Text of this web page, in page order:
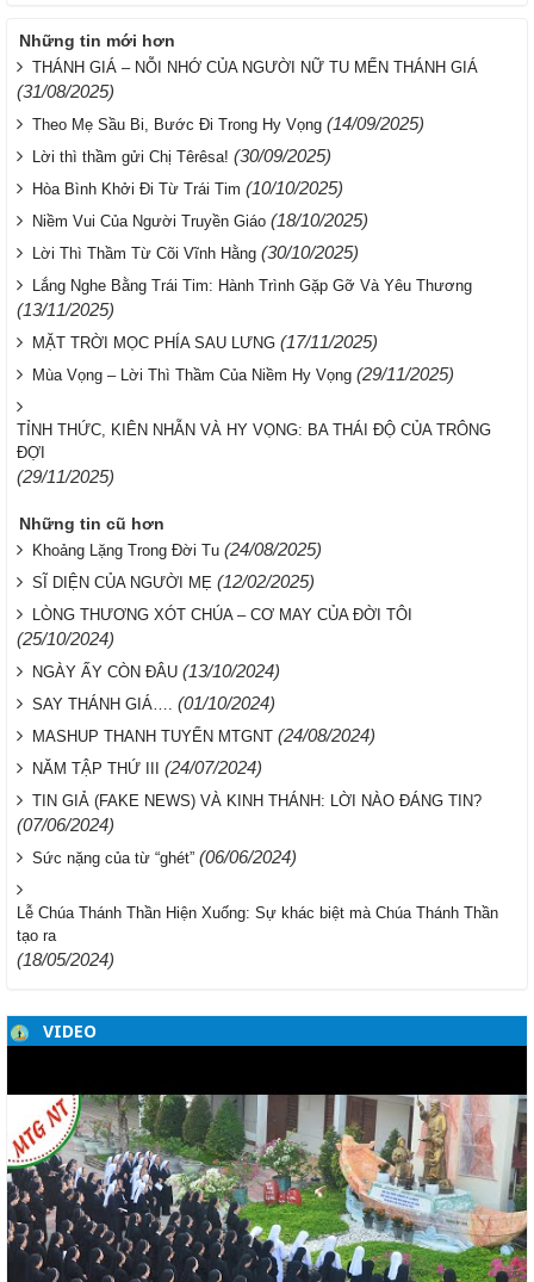
Những tin mới hơn
THÁNH GIÁ – NỖI NHỚ CỦA NGƯỜI NỮ TU MẾN THÁNH GIÁ
(31/08/2025)
Theo Mẹ Sầu Bi, Bước Đi Trong Hy Vọng (14/09/2025)
Lời thì thầm gửi Chị Têrêsa! (30/09/2025)
Hòa Bình Khởi Đi Từ Trái Tim (10/10/2025)
Niềm Vui Của Người Truyền Giáo (18/10/2025)
Lời Thì Thầm Từ Cõi Vĩnh Hằng (30/10/2025)
Lắng Nghe Bằng Trái Tim: Hành Trình Gặp Gỡ Và Yêu Thương
(13/11/2025)
MẶT TRỜI MỌC PHÍA SAU LƯNG (17/11/2025)
Mùa Vọng – Lời Thì Thầm Của Niềm Hy Vọng (29/11/2025)
TỈNH THỨC, KIÊN NHẪN VÀ HY VỌNG: BA THÁI ĐỘ CỦA TRÔNG
ĐỢI
(29/11/2025)
Những tin cũ hơn
Khoảng Lặng Trong Đời Tu (24/08/2025)
SĨ DIỆN CỦA NGƯỜI MẸ (12/02/2025)
LÒNG THƯƠNG XÓT CHÚA – CƠ MAY CỦA ĐỜI TÔI
(25/10/2024)
NGÀY ẤY CÒN ĐÂU (13/10/2024)
SAY THÁNH GIÁ…. (01/10/2024)
MASHUP THANH TUYỂN MTGNT (24/08/2024)
NĂM TẬP THỨ III (24/07/2024)
TIN GIẢ (FAKE NEWS) VÀ KINH THÁNH: LỜI NÀO ĐÁNG TIN?
(07/06/2024)
Sức nặng của từ “ghét” (06/06/2024)
Lễ Chúa Thánh Thần Hiện Xuống: Sự khác biệt mà Chúa Thánh Thần
tạo ra
(18/05/2024)
VIDEO